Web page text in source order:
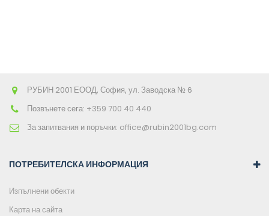
РУБИН 2001 ЕООД, София, ул. Заводска № 6
Позвънете сега: +359 700 40 440
За запитвания и поръчки: office@rubin2001bg.com
ПОТРЕБИТЕЛСКА ИНФОРМАЦИЯ
Изпълнени обекти
Карта на сайта